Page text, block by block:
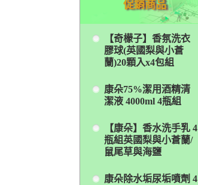
促銷商品
【奇檬子】香氛洗衣
膠球(英國梨與小蒼
蘭)20顆入x4包組
康朵75%潔用酒精清
潔液 4000ml 4瓶組
【康朵】香水洗手乳 4
瓶組英國梨與小蒼蘭/
鼠尾草與海鹽
康朵除水垢尿垢噴劑 4